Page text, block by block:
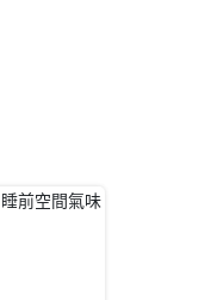
前空間氣味